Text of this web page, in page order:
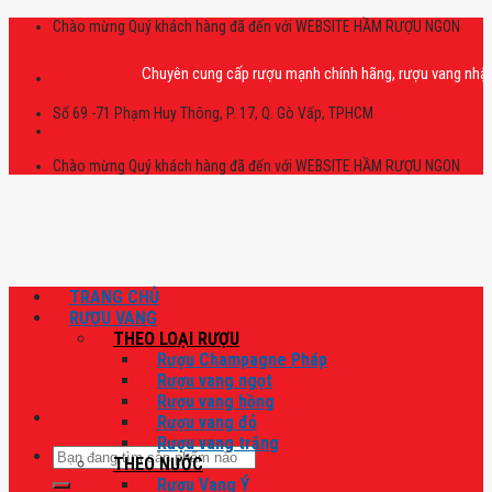
Skip
Chào mừng Quý khách hàng đã đến với WEBSITE HẦM RƯỢU NGON
Chuyên cung cấp rượu mạnh chính hãng, rượu vang nhập
Số 69 -71 Phạm Huy Thông, P. 17, Q. Gò Vấp, TPHCM
Chào mừng Quý khách hàng đã đến với WEBSITE HẦM RƯỢU NGON
Tìm
kiếm:
TRANG CHỦ
RƯỢU VANG
THEO LOẠI RƯỢU
Rượu Champagne Pháp
Rượu vang ngọt
Rượu vang hồng
Rượu vang đỏ
Rượu vang trắng
THEO NƯỚC
Rượu Vang Ý